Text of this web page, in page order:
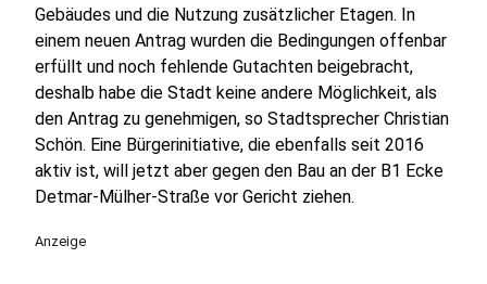
Gebäudes und die Nutzung zusätzlicher Etagen. In
einem neuen Antrag wurden die Bedingungen offenbar
erfüllt und noch fehlende Gutachten beigebracht,
deshalb habe die Stadt keine andere Möglichkeit, als
den Antrag zu genehmigen, so Stadtsprecher Christian
Schön. Eine Bürgerinitiative, die ebenfalls seit 2016
aktiv ist, will jetzt aber gegen den Bau an der B1 Ecke
Detmar-Mülher-Straße vor Gericht ziehen.
Anzeige